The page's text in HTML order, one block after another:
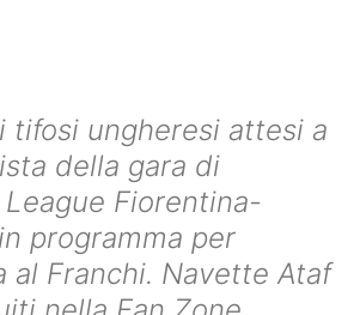
tifosi ungheresi attesi a
della gara di
Fiorentina-
programma per
al Franchi. Navette Ataf